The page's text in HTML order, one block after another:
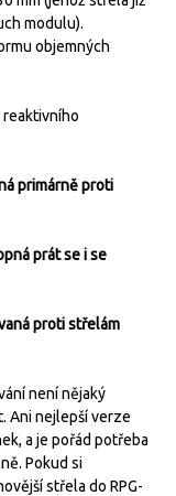
modulu).
objemných
reaktivního
primárně proti
prát se i se
proti střelám
není nějaký
Ani nejlepší verze
a je pořád potřeba
Pokud si
střela do RPG-